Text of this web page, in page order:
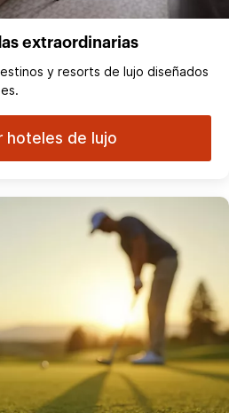
extraordinarias
y resorts de lujo diseñados
hoteles de lujo